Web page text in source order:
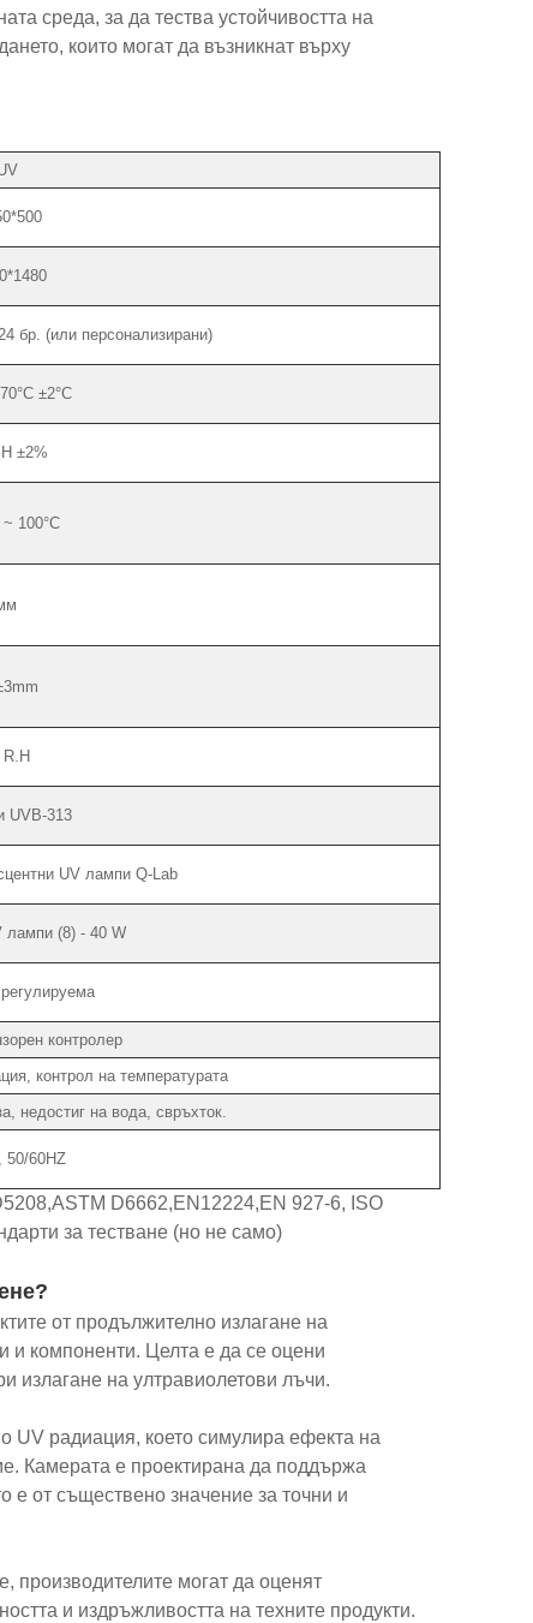
среда, за да тества устойчивостта на
които могат да възникнат върху
бр. (или персонализирани)
±2°C
±2%
100°C
R.H
UVB-313
UV лампи Q-Lab
лампи (8) - 40 W
контролер
контрол на температурата
недостиг на вода, свръхток.
50/60HZ
D6662,EN12224,EN 927-6, ISO
за тестване (но не само)
от продължително излагане на
и компоненти. Целта е да се оцени
излагане на ултравиолетови лъчи.
UV радиация, което симулира ефекта на
Камерата е проектирана да поддържа
е от съществено значение за точни и
производителите могат да оценят
и издръжливостта на техните продукти.